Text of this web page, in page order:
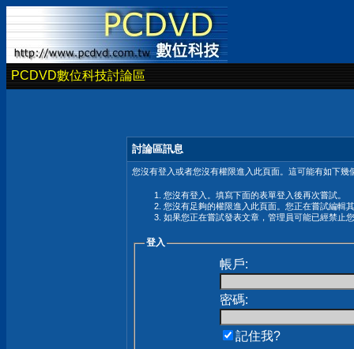
PCDVD數位科技討論區
討論區訊息
您沒有登入或者您沒有權限進入此頁面。這可能有如下幾
您沒有登入。填寫下面的表單登入後再次嘗試。
您沒有足夠的權限進入此頁面。您正在嘗試編輯
如果您正在嘗試發表文章，管理員可能已經禁止
登入
帳戶:
密碼:
記住我?